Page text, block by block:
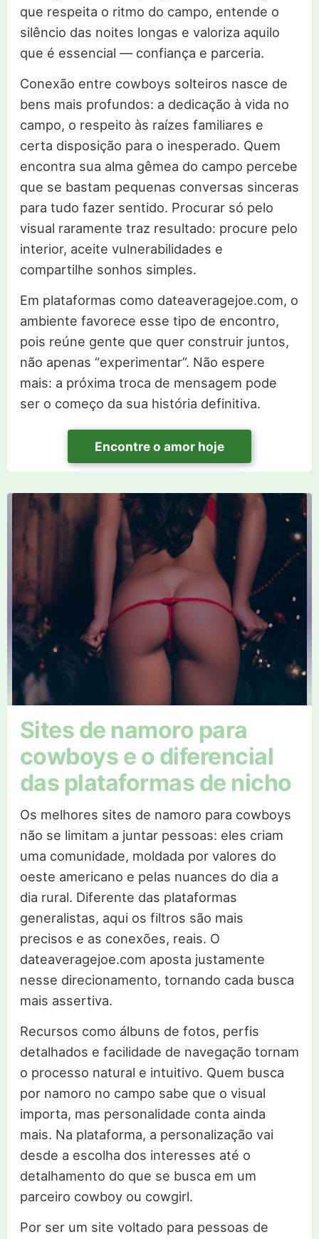
que respeita o ritmo do campo, entende o
silêncio das noites longas e valoriza aquilo
que é essencial — confiança e parceria.
Conexão entre cowboys solteiros nasce de
bens mais profundos: a dedicação à vida no
campo, o respeito às raízes familiares e
certa disposição para o inesperado. Quem
encontra sua alma gêmea do campo percebe
que se bastam pequenas conversas sinceras
para tudo fazer sentido. Procurar só pelo
visual raramente traz resultado: procure pelo
interior, aceite vulnerabilidades e
compartilhe sonhos simples.
Em plataformas como dateaveragejoe.com, o
ambiente favorece esse tipo de encontro,
pois reúne gente que quer construir juntos,
não apenas “experimentar”. Não espere
mais: a próxima troca de mensagem pode
ser o começo da sua história definitiva.
Encontre o amor hoje
Sites de namoro para
cowboys e o diferencial
das plataformas de nicho
Os melhores sites de namoro para cowboys
não se limitam a juntar pessoas: eles criam
uma comunidade, moldada por valores do
oeste americano e pelas nuances do dia a
dia rural. Diferente das plataformas
generalistas, aqui os filtros são mais
precisos e as conexões, reais. O
dateaveragejoe.com aposta justamente
nesse direcionamento, tornando cada busca
mais assertiva.
Recursos como álbuns de fotos, perfis
detalhados e facilidade de navegação tornam
o processo natural e intuitivo. Quem busca
por namoro no campo sabe que o visual
importa, mas personalidade conta ainda
mais. Na plataforma, a personalização vai
desde a escolha dos interesses até o
detalhamento do que se busca em um
parceiro cowboy ou cowgirl.
Por ser um site voltado para pessoas de